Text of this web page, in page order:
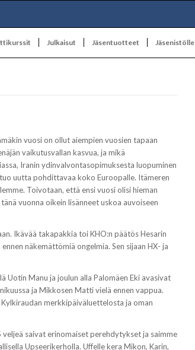
Julkaisut Jäsentuotteet Jäsenistölle
vuosi on ollut aiempien vuosien tapaan
vaikutusvallan kasvua, ja mikä
Iranin ydinvalvontasopimuksesta luopuminen
uutta pohdittavaa koko Euroopalle. Itämeren
Toivotaan, että ensi vuosi olisi hieman
vuonna oikein lisänneet uskoa auvoiseen
Ikävää takapakkia toi KHO:n päätös Hesarin
näkemättömiä ongelmia. Sen sijaan HX- ja
Manu ja joulun alla Palomäen Eki avasivat
ja Mikkosen Matti vielä ennen vappua.
merkkipäiväluettelosta ja oman
saivat erinomaiset perehdytykset ja saimme
Upseerikerholla. Uffelle kera Mikon, Karin,